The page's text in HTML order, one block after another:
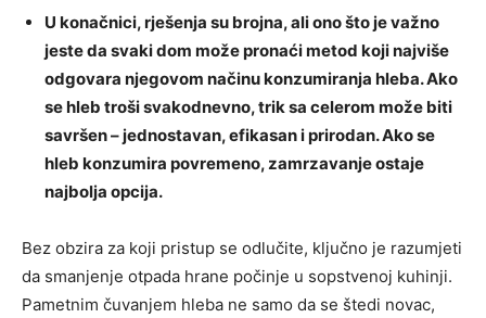
U konačnici, rješenja su brojna, ali ono što je važno
jeste da svaki dom može pronaći metod koji najviše
odgovara njegovom načinu konzumiranja hleba. Ako
se hleb troši svakodnevno, trik sa celerom može biti
savršen – jednostavan, efikasan i prirodan. Ako se
hleb konzumira povremeno, zamrzavanje ostaje
najbolja opcija.
Bez obzira za koji pristup se odlučite, ključno je razumjeti
da smanjenje otpada hrane počinje u sopstvenoj kuhinji.
Pametnim čuvanjem hleba ne samo da se štedi novac,